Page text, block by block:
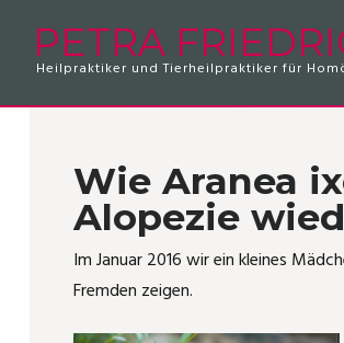
PETRA
Heilpraktiker und Tierheilpraktiker für
Wie Aranea
Alopezie
Im Januar 2016 wir ein kleines
Fremden zeigen.
Revierärger bei Katzen
Pferd mit Ekzem
Bauchschmerzen unklarer Herkunft
Husten und Sinusitis